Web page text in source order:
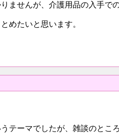
ませんが、介護用品の入手で
めたいと思います。
テーマでしたが、雑談のと